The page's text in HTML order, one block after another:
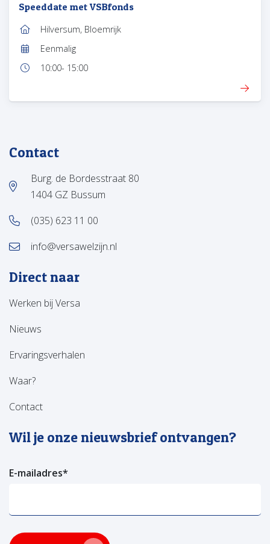
Speeddate met VSBfonds
Locatie:
Hilversum, Bloemrijk
Frequentie:
Eenmalig
Tijd:
10:00- 15:00
Contact
Burg. de Bordesstraat 80
1404 GZ Bussum
(035) 623 11 00
info@versawelzijn.nl
Direct naar
Werken bij Versa
Nieuws
Ervaringsverhalen
Waar?
Contact
Wil je onze nieuwsbrief ontvangen?
E-mailadres*